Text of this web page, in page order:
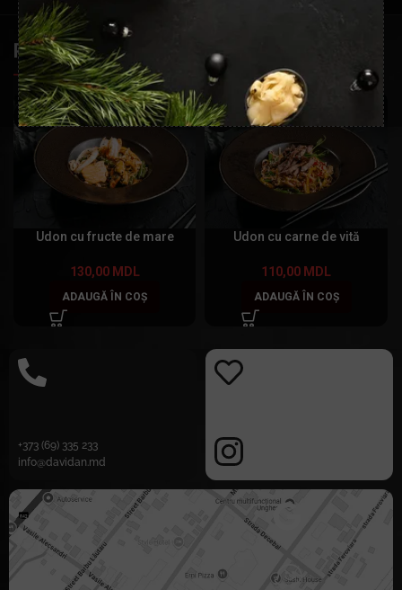
PRODUSE SIMILARE
Udon cu fructe de mare
130,00 MDL
ADAUGĂ ÎN COȘ
Udon cu carne de vită
110,00 MDL
ADAUGĂ ÎN COȘ
+373 (69) 335 233
info@davidan.md